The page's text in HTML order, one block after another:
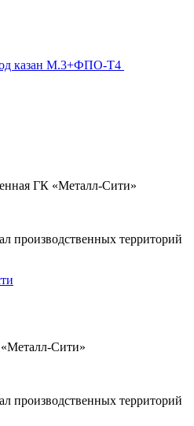
казан М.3+ФПО-Т4
ГК «Металл-Сити»
производственных территорий
Сити»
производственных территорий